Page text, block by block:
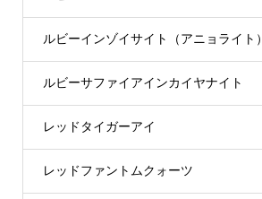
ルビーインゾイサイト（アニョライト）
ルビーサファイアインカイヤナイト
レッドタイガーアイ
レッドファントムクォーツ